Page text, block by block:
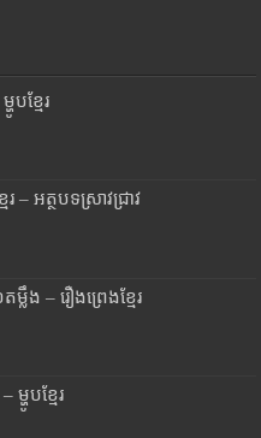
បខ្មែរ
– អត្ថបទស្រាវជ្រាវ
ង – រឿងព្រេងខ្មែរ
ហូបខ្មែរ